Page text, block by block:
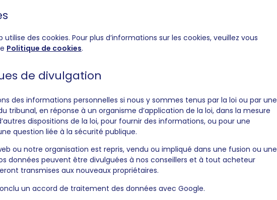
utilise des cookies. Pour plus d’informations sur les cookies, veuillez vous
Politique de cookies.
de divulgation
des informations personnelles si nous y sommes tenus par la loi ou par une
tribunal, en réponse à un organisme d’application de la loi, dans la mesure
dispositions de la loi, pour fournir des informations, ou pour une
question liée à la sécurité publique.
ou notre organisation est repris, vendu ou impliqué dans une fusion ou une
données peuvent être divulguées à nos conseillers et à tout acheteur
transmises aux nouveaux propriétaires.
un accord de traitement des données avec Google.